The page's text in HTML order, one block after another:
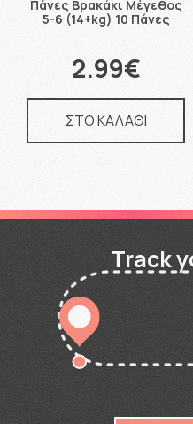
Πάνες Βρακάκι Μέγεθος
5-6 (14+kg) 10 Πάνες
2.99€
ΣΤΟ ΚΑΛΑΘΙ
Track